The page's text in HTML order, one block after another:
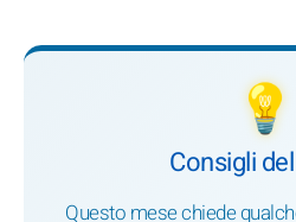
💡
Consigli
Questo mese chiede